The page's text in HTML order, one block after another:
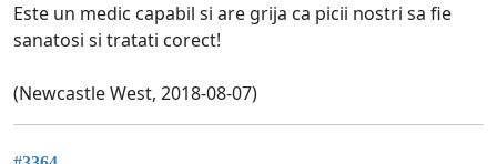
Este un medic capabil si are grija ca picii nostri sa fie
sanatosi si tratati corect!
(Newcastle West, 2018-08-07)